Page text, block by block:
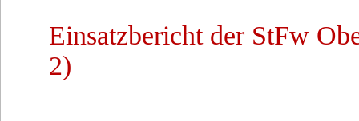
Einsatzbericht der StFw
2)